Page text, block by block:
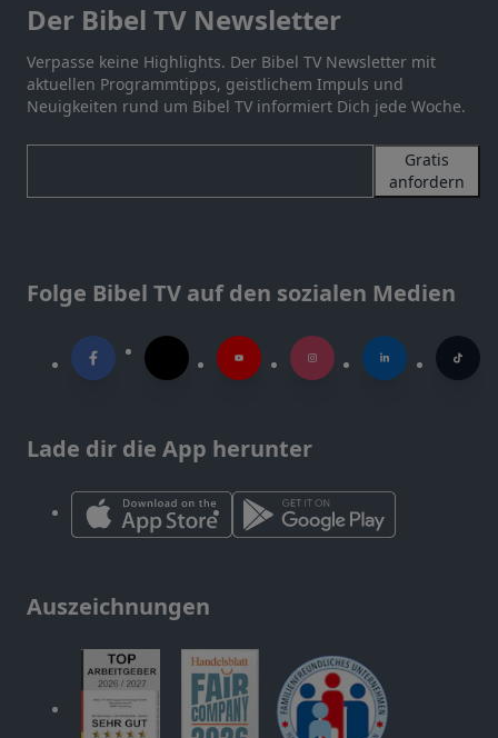
Der Bibel TV Newsletter
Verpasse keine Highlights. Der Bibel TV Newsletter mit
aktuellen Programmtipps, geistlichem Impuls und
Neuigkeiten rund um Bibel TV informiert Dich jede Woche.
Gratis
anfordern
Folge Bibel TV auf den sozialen Medien
Lade dir die App herunter
Auszeichnungen